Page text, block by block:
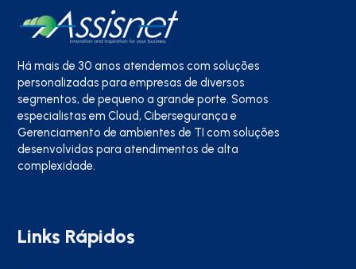
Há mais de 30 anos atendemos com soluções
personalizadas para empresas de diversos
segmentos, de pequeno a grande porte. Somos
especialistas em Cloud, Cibersegurança e
Gerenciamento de ambientes de TI com soluções
desenvolvidas para atendimentos de alta
complexidade.
Links Rápidos